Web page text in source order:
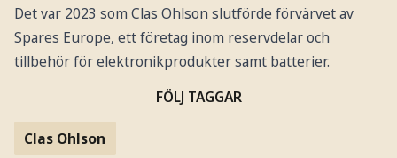
Det var 2023 som Clas Ohlson slutförde förvärvet av
Spares Europe, ett företag inom reservdelar och
tillbehör för elektronikprodukter samt batterier.
FÖLJ TAGGAR
Clas Ohlson